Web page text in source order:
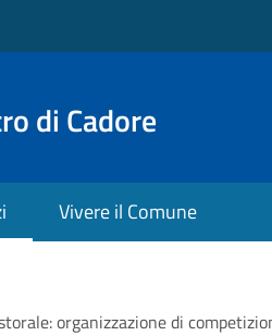
di Cadore
Vivere il Comune
organizzazione di